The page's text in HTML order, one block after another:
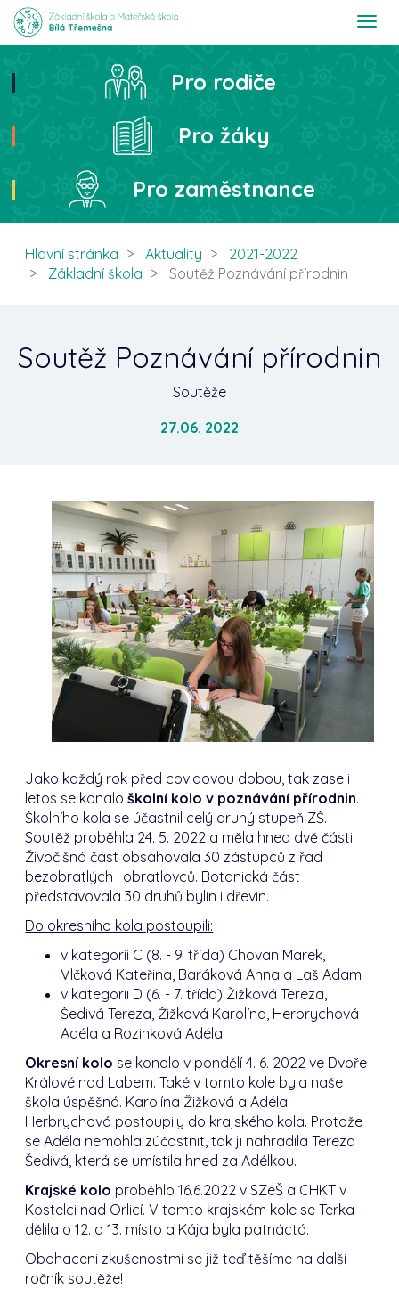
T
t
Hledat
Pro rodiče
Pro žáky
Pro zaměstnance
Hlavní stránka Aktuality
2021-2022
Základní škola
Soutěž Poznávání přírodnin
Soutěž Poznávání přírodnin
Soutěže
27.06. 2022
Jako každý rok před covidovou dobou, tak zase i
letos se konaloškolní kolo v poznávání přírodnin.
Školního kola se účastnil celý druhý stupeň ZŠ.
Soutěž proběhla 24. 5. 2022 a měla hned dvě části.
Živočišná část obsahovala 30 zástupců z řad
bezobratlých i obratlovců. Botanická část
představovala 30 druhů bylin i dřevin.
Do okresního kola postoupili:
v kategorii C (8. - 9. třída) Chovan Marek,
Vlčková Kateřina, Baráková Anna a Laš Adam
v kategorii D (6. - 7. třída) Žižková Tereza,
Šedivá Tereza, Žižková Karolína, Herbrychová
Adéla a Rozinková Adéla
Okresní kolo se konalo v pondělí 4. 6. 2022 ve Dvoře
Králové nad Labem. Také v tomto kole byla naše
škola úspěšná. Karolína Žižková a Adéla
Herbrychová postoupily do krajského kola. Protože
se Adéla nemohla zúčastnit, tak ji nahradila Tereza
Šedivá, která se umístila hned za Adélkou.
Krajské kolo proběhlo 16.6.2022 v SZeŠ a CHKT v
Kostelci nad Orlicí. V tomto krajském kole se Terka
dělila o 12. a 13. místo a Kája byla patnáctá.
Obohaceni zkušenostmi se již teď těšíme na další
ročník soutěže!